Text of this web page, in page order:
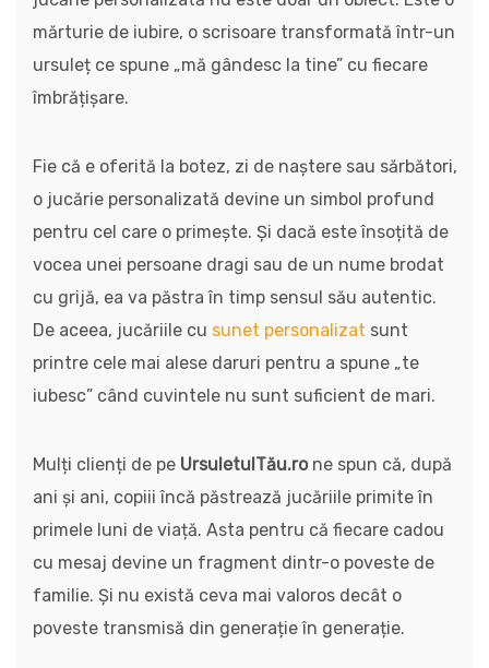
mărturie de iubire, o scrisoare transformată într-un
ursuleț ce spune „mă gândesc la tine” cu fiecare
îmbrățișare.
Fie că e oferită la botez, zi de naștere sau sărbători,
o jucărie personalizată devine un simbol profund
pentru cel care o primește. Și dacă este însoțită de
vocea unei persoane dragi sau de un nume brodat
cu grijă, ea va păstra în timp sensul său autentic.
De aceea, jucăriile cu sunet personalizat sunt
printre cele mai alese daruri pentru a spune „te
iubesc” când cuvintele nu sunt suficient de mari.
Mulți clienți de pe UrsuletulTău.rone spun că, după
ani și ani, copiii încă păstrează jucăriile primite în
primele luni de viață. Asta pentru că fiecare cadou
cu mesaj devine un fragment dintr-o poveste de
familie. Și nu există ceva mai valoros decât o
poveste transmisă din generație în generație.